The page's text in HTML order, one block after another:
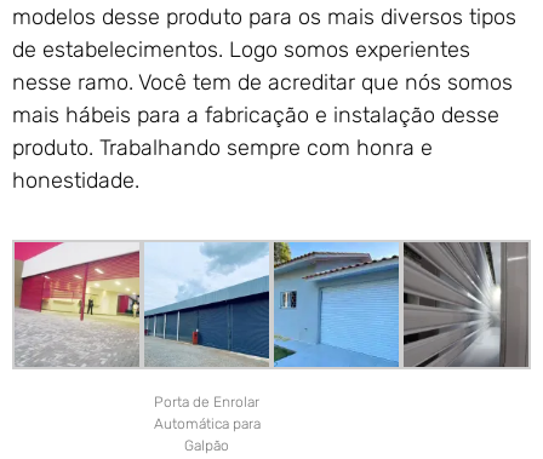
modelos desse produto para os mais diversos tipos
de estabelecimentos. Logo somos experientes
nesse ramo. Você tem de acreditar que nós somos
mais hábeis para a fabricação e instalação desse
produto. Trabalhando sempre com honra e
honestidade.
Porta de Enrolar
Automática para
Galpão